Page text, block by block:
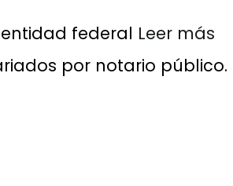
federal Leer más
por notario público.